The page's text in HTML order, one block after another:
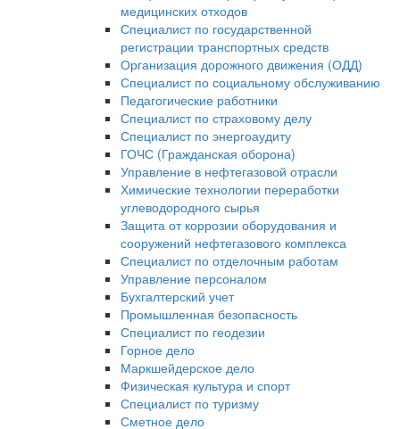
медицинских отходов
Специалист по государственной
регистрации транспортных средств
Организация дорожного движения (ОДД)
Специалист по социальному обслуживанию
Педагогические работники
Специалист по страховому делу
Специалист по энергоаудиту
ГОЧС (Гражданская оборона)
Управление в нефтегазовой отрасли
Химические технологии переработки
углеводородного сырья
Защита от коррозии оборудования и
сооружений нефтегазового комплекса
Специалист по отделочным работам
Управление персоналом
Бухгалтерский учет
Промышленная безопасность
Специалист по геодезии
Горное дело
Маркшейдерское дело
Физическая культура и спорт
Специалист по туризму
Сметное дело